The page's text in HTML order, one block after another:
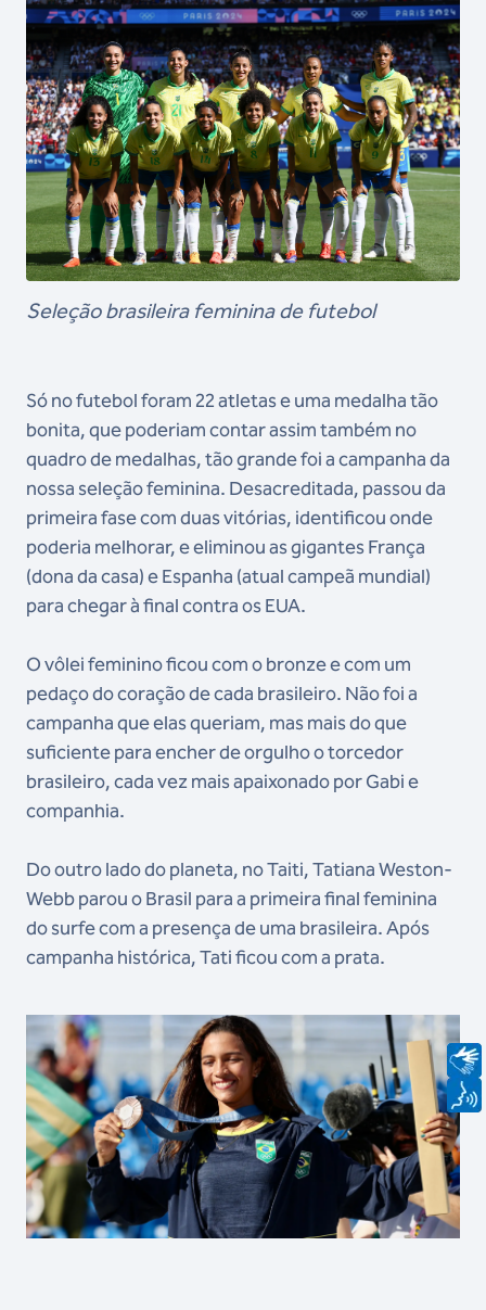
Seleção brasileira feminina de futebol
Só no futebol foram 22 atletas e uma medalha tão
bonita, que poderiam contar assim também no
quadro de medalhas, tão grande foi a campanha da
nossa seleção feminina. Desacreditada, passou da
primeira fase com duas vitórias, identificou onde
poderia melhorar, e eliminou as gigantes França
(dona da casa) e Espanha (atual campeã mundial)
para chegar à final contra os EUA.
O vôlei feminino ficou com o bronze e com um
pedaço do coração de cada brasileiro. Não foi a
campanha que elas queriam, mas mais do que
suficiente para encher de orgulho o torcedor
brasileiro, cada vez mais apaixonado por Gabi e
companhia.
Do outro lado do planeta, no Taiti, Tatiana Weston-
Webb parou o Brasil para a primeira final feminina
do surfe com a presença de uma brasileira. Após
campanha histórica, Tati ficou com a prata.